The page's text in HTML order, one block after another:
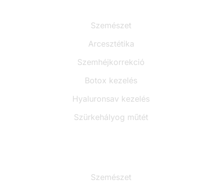
Szemészet
Arcesztétika
Szemhéjkorrekció
Botox kezelés
Hyaluronsav kezelés
Szürkehályog műtét
Szemészet